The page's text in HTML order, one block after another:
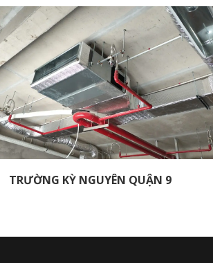
TRƯỜNG KỲ NGUYÊN QUẬN 9